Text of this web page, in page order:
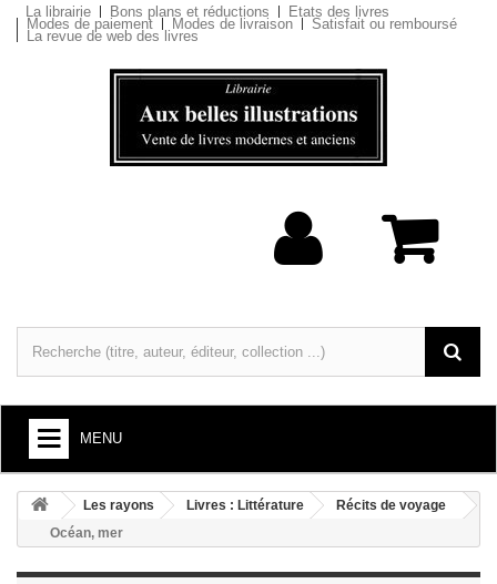
La librairie Bons plans et réductions Etats des livres
Modes de paiement Modes de livraison Satisfait ou remboursé
La revue de web des livres
MENU
+
LIVRES : ARTS ET SOCIÉTÉ
+
LIVRES : LITTÉRATURE
LIVRES : JEUNESSE
Les rayons Livres : Littérature
Récits de voyage
Océan, mer